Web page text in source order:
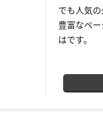
でも人気
豊富なペ
はです。